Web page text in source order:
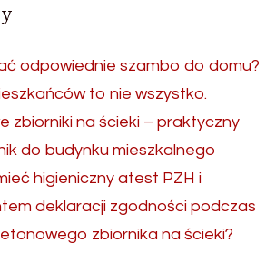
odpowiednie szambo do domu?
to nie wszystko.
zbiorniki na ścieki – praktyczny
do budynku mieszkalnego
higieniczny atest PZH i
deklaracji zgodności podczas
zbiornika na ścieki?